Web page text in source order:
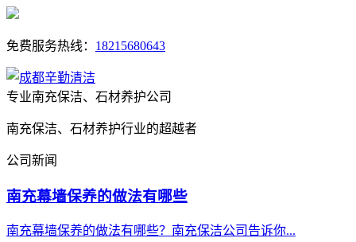
免费服务热线： 18215680643
专业南充保洁、石材养护公司
南充保洁、石材养护行业的超越者
公司新闻
南充幕墙保养的做法有哪些
南充幕墙保养的做法有哪些？南充保洁公司告诉你...